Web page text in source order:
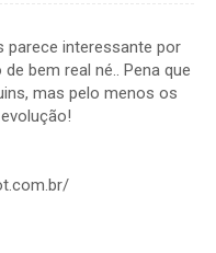
parece interessante por
bem real né.. Pena que
mas pelo menos os